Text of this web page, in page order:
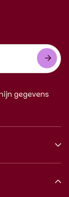
gegevens